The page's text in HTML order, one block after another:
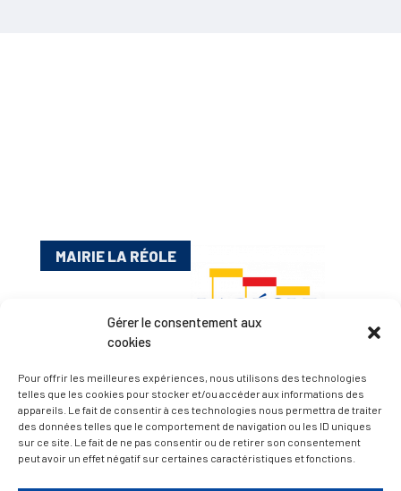
Gérer le consentement aux
cookies
Pour offrir les meilleures expériences, nous utilisons des technologies
telles que les cookies pour stocker et/ou accéder aux informations des
appareils. Le fait de consentir à ces technologies nous permettra de traiter
des données telles que le comportement de navigation ou les ID uniques
sur ce site. Le fait de ne pas consentir ou de retirer son consentement
peut avoir un effet négatif sur certaines caractéristiques et fonctions.
MAIRIE LA RÉOLE
Esplanade Charles de Gaulle
33 190 La Réole